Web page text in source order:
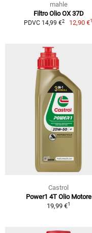
mahle
Filtro Olio OX 37D
PDVC 14,99 €2 12,90 €1
Castrol
Power1 4T Olio Motore
19,99 €1